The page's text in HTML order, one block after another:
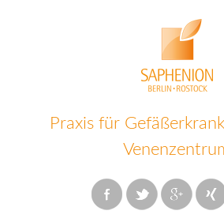
Praxis für